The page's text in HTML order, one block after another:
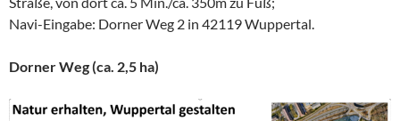
Navi-Eingabe: Dorner Weg 2 in 42119 Wuppertal.
Dorner Weg (ca. 2,5 ha)